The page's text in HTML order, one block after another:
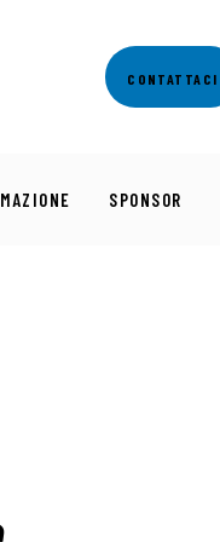
CONTATTACI
SPONSOR